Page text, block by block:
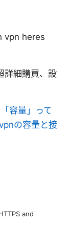
vpn heres
詳細購買、設
容量」って
の容量と接
and